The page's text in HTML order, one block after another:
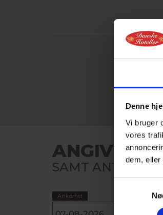
Denne
Vi bruger
vores
dem, eller
ANGIV
SAMT ANTAL
Ankomst